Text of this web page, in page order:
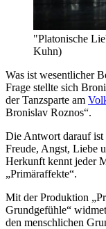
"Platonische
Kuhn)
Was ist wesentlicher
Frage stellte sich
der Tanzsparte am
Bronislav Roznos“.
Die Antwort darauf ist
Freude, Angst, Liebe
Herkunft kennt jeder
„Primäraffekte“.
Mit der Produktion
Grundgefühle“
den menschlichen